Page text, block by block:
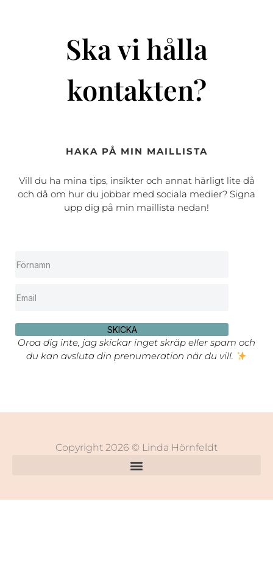
Ska vi hålla
kontakten?
HAKA PÅ MIN MAILLISTA
Vill du ha mina tips, insikter och annat härligt lite då
och då om hur du jobbar med sociala medier? Signa
upp dig på min maillista nedan!
SKICKA
Oroa dig inte, jag skickar inget skräp eller spam och
du kan avsluta din prenumeration när du vill.
Copyright 2026 © Linda Hörnfeldt